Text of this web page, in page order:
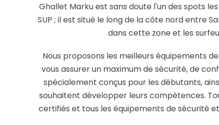
Ghallet Marku est sans doute l'un des spots
SUP ; il est situé le long de la côte nord entre
dans cette zone et les
Nous proposons les meilleurs équipements
vous assurer un maximum de sécurité, de
spécialement conçus pour les débutants,
souhaitent développer leurs compétences.
certifiés et tous les équipements de sécurité